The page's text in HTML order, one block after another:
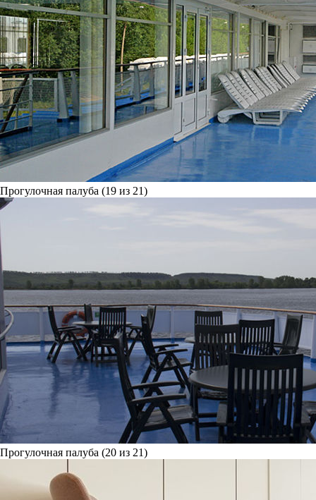
Прогулочная палуба (19 из 21)
Прогулочная палуба (20 из 21)